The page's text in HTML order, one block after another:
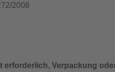
2008
erforderlich, Verpackung